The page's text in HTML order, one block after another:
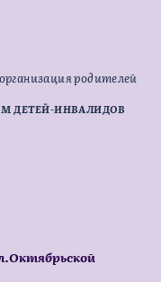
родителей
ДЕТЕЙ-ИНВАЛИДОВ